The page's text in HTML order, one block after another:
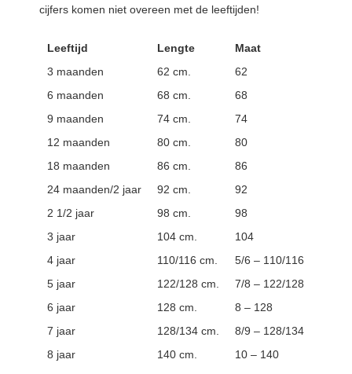
cijfers komen niet overeen met de leeftijden!
Leeftijd Lengte
Maat
3 maanden
62 cm.
62
6 maanden
68 cm.
68
9 maanden
74 cm.
74
12 maanden
80 cm.
80
18 maanden
86 cm.
86
24 maanden/2 jaar
92 cm.
92
2 1/2 jaar
98 cm.
98
3 jaar
104 cm.
104
4 jaar
110/116 cm.
5/6 – 110/116
5 jaar
122/128 cm.
7/8 – 122/128
6 jaar
128 cm.
8 – 128
7 jaar
128/134 cm.
8/9 – 128/134
8 jaar
140 cm.
10 – 140